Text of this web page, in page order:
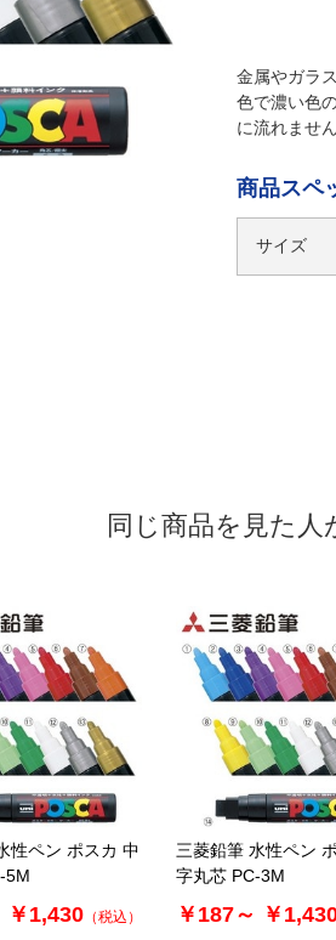
金属やガラ
色で濃い色
に流れません
商品スペ
サイズ
同じ商品を見た
性ペン ポスカ 中
5M
￥1,430 （税込）
三菱鉛筆 水性ペン
字丸芯 PC-3M
￥187～ ￥